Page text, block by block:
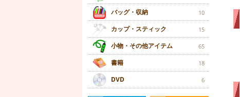
バッグ・収納 10
カップ・スティック 15
小物・その他アイテム 65
書籍 18
DVD 6